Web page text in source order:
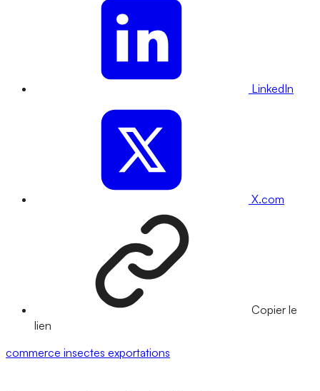
LinkedIn
X.com
Copier le
lien
commerce insectes exportations